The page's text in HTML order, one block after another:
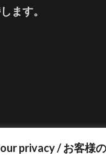
privacy / お客様
ます。